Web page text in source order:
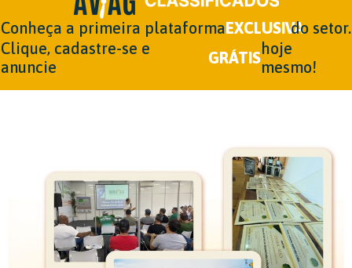
Conheça a primeira plataformaEXCLUSIVAdo setor.
Clique, cadastre-se e
anuncie
GRÁTIS
hoje
mesmo!